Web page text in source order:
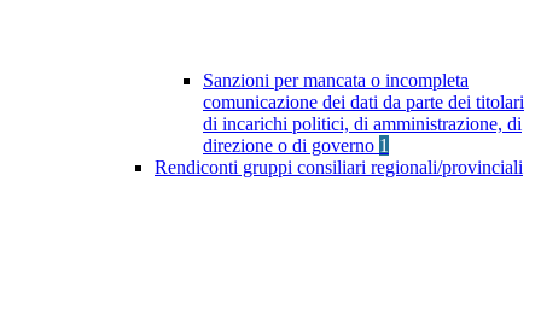
Sanzioni per mancata o incompleta
comunicazione dei dati da parte dei titolari
di incarichi politici, di amministrazione, di
direzione o di governo 1
Rendiconti gruppi consiliari regionali/provinciali